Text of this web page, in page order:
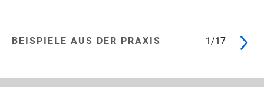
BEISPIELE AUS DER PRAXIS